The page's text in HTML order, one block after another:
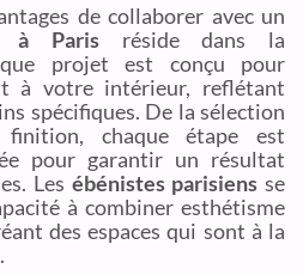
de collaborer avec un
à Paris réside dans la
projet est conçu pour
à votre intérieur, reflétant
spécifiques. De la sélection
chaque étape est
pour garantir un résultat
Les ébénistes parisiens se
à combiner esthétisme
des espaces qui sont à la